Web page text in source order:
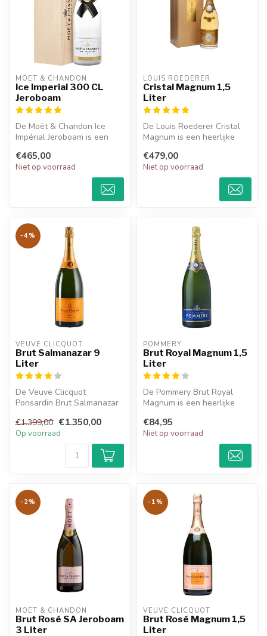
MOËT & CHANDON
Ice Imperial 300 CL
Jeroboam
De Moët & Chandon Ice
Impérial Jeroboam is een
een friss...
€465,00
Niet op voorraad
LOUIS ROEDERER
Cristal Magnum 1,5
Liter
De Louis Roederer Cristal
Magnum is een heerlijke
sma...
€479,00
Niet op voorraad
-4%
VEUVE CLICQUOT
Brut Salmanazar 9
Liter
De Veuve Clicquot
Ponsardin Brut Salmanazar
en heeft ...
€1.399,00 €1.350,00
Op voorraad
POMMERY
Brut Royal Magnum 1,5
Liter
De Pommery Brut Royal
Magnum is een heerlijke
witfruit,...
€84,95
Niet op voorraad
-2%
MOËT & CHANDON
Brut Rosé SA Jeroboam
3 Liter
-1%
VEUVE CLICQUOT
Brut Rosé Magnum 1,5
Liter